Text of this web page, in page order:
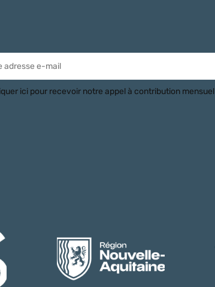
ici pour recevoir notre appel à contribution mensuel